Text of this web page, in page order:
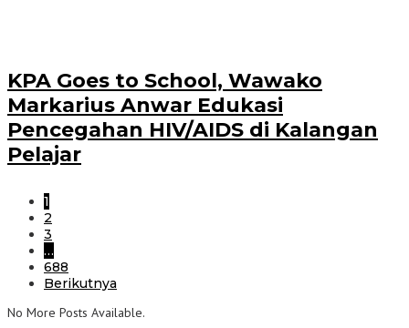
‎KPA Goes to School, Wawako
Markarius Anwar Edukasi
Pencegahan HIV/AIDS di Kalangan
Pelajar
1
2
3
…
688
Berikutnya
No More Posts Available.